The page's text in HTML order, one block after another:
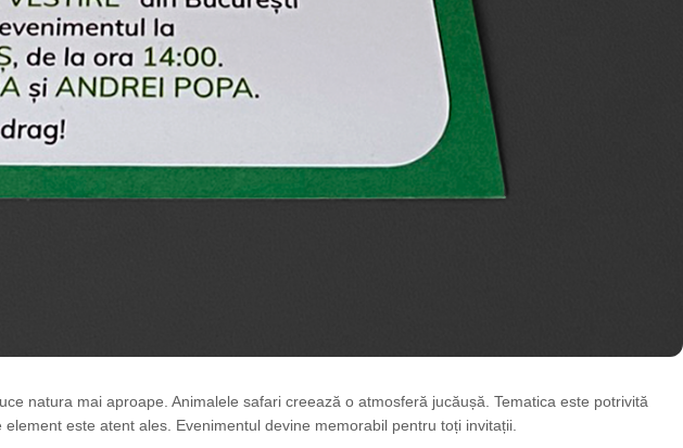
natura mai aproape. Animalele safari creează o atmosferă jucăușă. Tematica este potrivită
este atent ales. Evenimentul devine memorabil pentru toți invitații.